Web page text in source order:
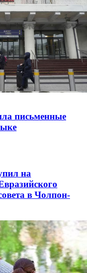
письменные
на
в Чолпон-